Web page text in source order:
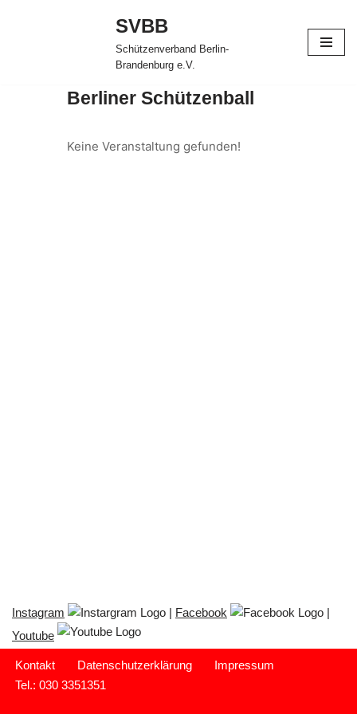
SVBB
Schützenverband Berlin-
Brandenburg e.V.
Berliner Schützenball
Keine Veranstaltung gefunden!
Instagram | Facebook
|
Youtube
Kontakt Datenschutzerklärung
Impressum
Tel.: 030 3351351